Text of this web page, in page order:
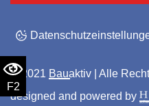
F2
© 2021 Bauaktiv | Alle
designed and powered by